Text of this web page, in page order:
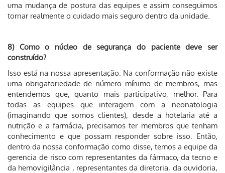
uma mudança de postura das equipes e assim conseguimos
tornar realmente o cuidado mais seguro dentro da unidade.
8) Como o núcleo de segurança do paciente deve ser
construído?
Isso está na nossa apresentação. Na conformação não existe
uma obrigatoriedade de número mínimo de membros, mas
entendemos que, quanto mais participativo, melhor. Para
todas as equipes que interagem com a neonatologia
(imaginando que somos clientes), desde a hotelaria até a
nutrição e a farmácia, precisamos ter membros que tenham
conhecimento e que possam responder sobre isso. Então,
dentro da nossa conformação como disse, temos a equipe da
gerencia de risco com representantes da fármaco, da tecno e
da hemovigilância , representantes da diretoria, da ouvidoria,